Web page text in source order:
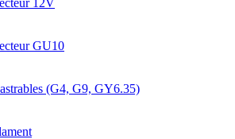
12V
GU10
(G4, G9, GY6.35)